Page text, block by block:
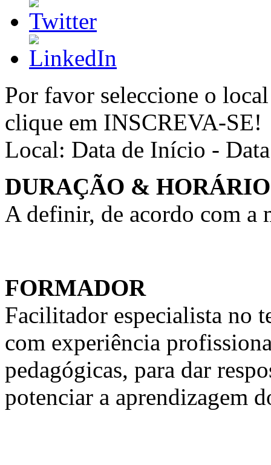
Por favor seleccione o
clique em INSCREVA-SE!
Local: Data de Início -
DURAÇÃO & HORÁRIO
A definir, de acordo com a
FORMADOR
Facilitador especialista no
com experiência
pedagógicas, para dar
potenciar a aprendizagem